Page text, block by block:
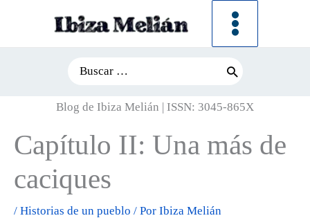
for:
Blog de Ibiza Melián | ISSN: 3045-865X
Capítulo II: Una más de
caciques
/ Historias de un pueblo / Por Ibiza Melián